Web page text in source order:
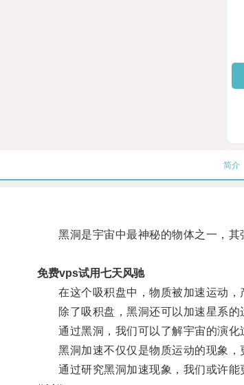
简介
黑洞是宇宙中最神秘的物体之一，其
免费vps试用七天风驰
在这个吸积盘中，物质被加速运动，
除了吸积盘，黑洞还可以加速星系的
通过黑洞，我们可以了解宇宙的演化
黑洞加速不仅仅是物质运动的现象，
通过研究黑洞加速现象，我们或许能